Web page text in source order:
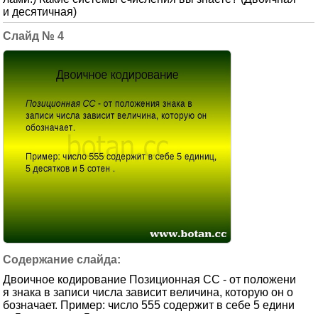
и десятичная)
4
Двоичное кодирование Позиционная СС - от положени
я знака в записи числа зависит величина, которую он о
бозначает. Пример: число 555 содержит в себе 5 едини